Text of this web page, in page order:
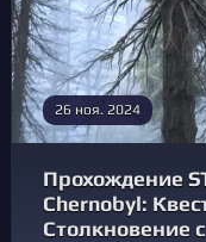
26 ноя. 2024
Прохождение
Chernobyl:
Столкновение